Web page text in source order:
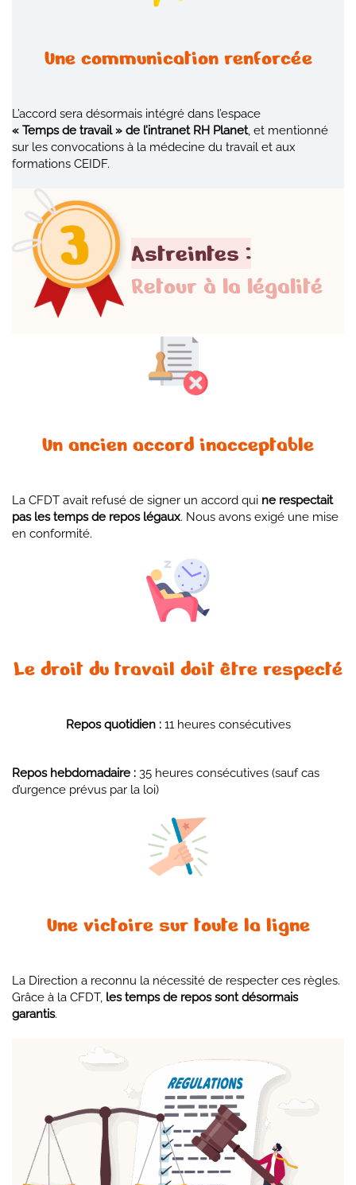
Une communication renforcée
L’accord sera désormais intégré dans l’espace
« Temps de travail » de l’intranet RH Planet, et mentionné
sur les convocations à la médecine du travail et aux
formations CEIDF.
Astreintes :
Retour à la légalité
Un ancien accord inacceptable
La CFDT avait refusé de signer un accord qui ne respectait
pas les temps de repos légaux. Nous avons exigé une mise
en conformité.
Le droit du travail doit être respecté
Repos quotidien :11 heures consécutives
Repos hebdomadaire : 35 heures consécutives (sauf cas
d’urgence prévus par la loi)
Une victoire sur toute la ligne
La Direction a reconnu la nécessité de respecter ces règles.
Grâce à la CFDT, les temps de repos sont désormais
garantis.